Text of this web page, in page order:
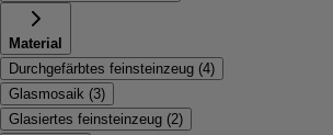
Material
Durchgefärbtes feinsteinzeug (4)
Glasmosaik (3)
Glasiertes feinsteinzeug (2)